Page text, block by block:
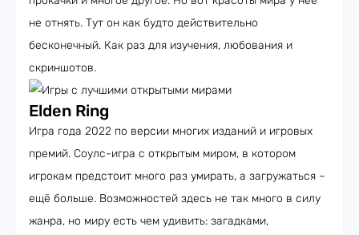
не отнять. Тут он как будто действительно
бесконечный. Как раз для изучения, любования и
скриншотов.
Elden Ring
Игра года 2022 по версии многих изданий и игровых
премий. Соулс-игра с открытым миром, в котором
игрокам предстоит много раз умирать, а загружаться –
ещё больше. Возможностей здесь не так много в силу
жанра, но миру есть чем удивить: загадками,